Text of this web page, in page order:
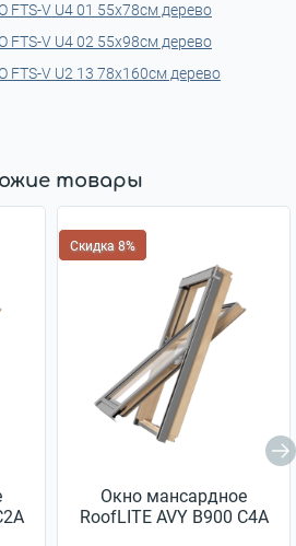
FTS-V U4 01 55x78см дерево
FTS-V U4 02 55x98см дерево
FTS-V U2 13 78x160см дерево
товары
Скидка 8%
Окно мансардное
RoofLITE AVY B900 C4A